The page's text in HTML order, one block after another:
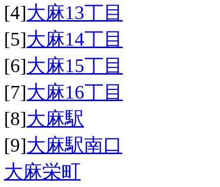
[4]大麻13丁目
[5]大麻14丁目
[6]大麻15丁目
[7]大麻16丁目
[8]大麻駅
[9]大麻駅南口
大麻栄町